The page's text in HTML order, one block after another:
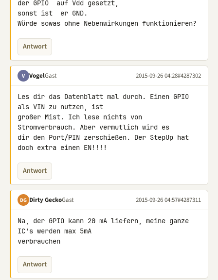
der GPIO  auf Vdd gesetzt,
sonst ist  er GND.
Würde sowas ohne Nebenwirkungen funktionieren?
Antwort
V VogelGast 2015-09-26 04:28#4287302
Les dir das Datenblatt mal durch. Einen GPIO
als VIN zu nutzen, ist
großer Mist. Ich lese nichts von
Stromverbrauch. Aber vermutlich wird es
dir den Port/PIN zerschießen. Der StepUp hat
doch extra einen EN!!!!
Antwort
DG Dirty GeckoGast 2015-09-26 04:57#4287311
Na, der GPIO kann 20 mA liefern, meine ganze
IC's werden max 5mA
verbrauchen
Antwort